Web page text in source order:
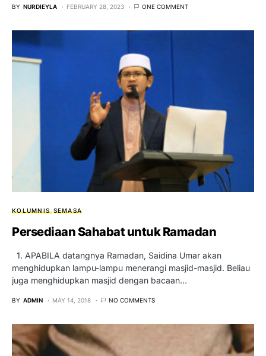
BY NURDIEYLA FEBRUARY 28, 2023 ONE COMMENT
KOLUMNIS SEMASA
Persediaan Sahabat untuk Ramadan
1. APABILA datangnya Ramadan, Saidina Umar akan
menghidupkan lampu-lampu menerangi masjid-masjid. Beliau
juga menghidupkan masjid dengan bacaan…
BY ADMIN MAY 14, 2018 NO COMMENTS